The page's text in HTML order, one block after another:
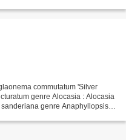
commutatum 'Silver
genre Alocasia : Alocasia
genre Anaphyllopsis :